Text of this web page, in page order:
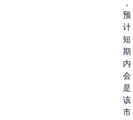
，
预
计
短
期
内
会
是
该
市